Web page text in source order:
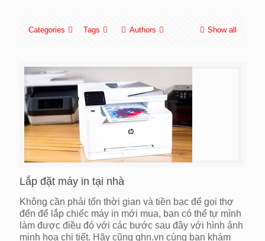
Categories Tags Authors Show all
Lắp đặt máy in tại nhà
Không cần phải tốn thời gian và tiền bạc để gọi thợ
đến để lắp chiếc máy in mới mua, bạn có thể tự mình
làm được điều đó với các bước sau đây với hình ảnh
minh họa chi tiết. Hãy cũng qhn.vn cùng bạn khám